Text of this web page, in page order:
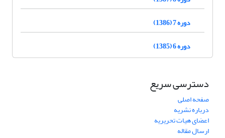
دوره 7 (1386)
دوره 6 (1385)
دسترسی سریع
صفحه اصلی
درباره نشریه
اعضای هیات تحریریه
ارسال مقاله